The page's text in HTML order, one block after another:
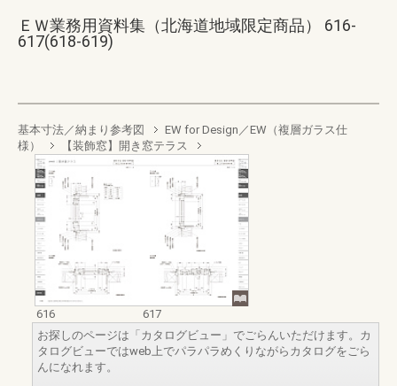
ＥＷ業務用資料集（北海道地域限定商品） 616-
617(618-619)
基本寸法／納まり参考図
EW for Design／EW（複層ガラス仕
様）
【装飾窓】開き窓テラス
616
617
お探しのページは「カタログビュー」でごらんいただけます。カ
タログビューではweb上でパラパラめくりながらカタログをごら
んになれます。